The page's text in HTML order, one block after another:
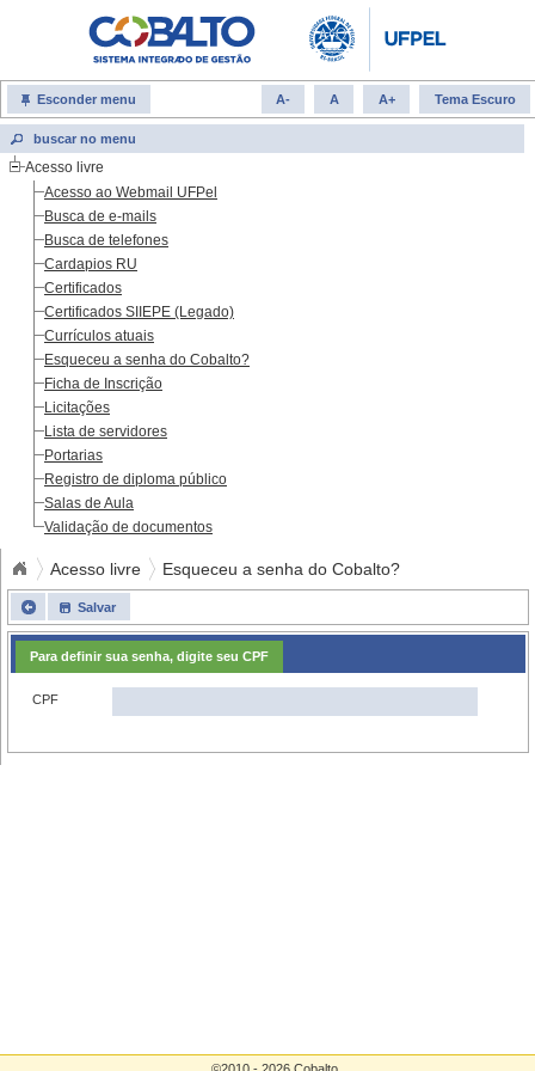
Esconder menu A- A A+ Tema Escuro
Acesso livre
Acesso ao Webmail UFPel
Busca de e-mails
Busca de telefones
Cardapios RU
Certificados
Certificados SIIEPE (Legado)
Currículos atuais
Esqueceu a senha do Cobalto?
Ficha de Inscrição
Licitações
Lista de servidores
Portarias
Registro de diploma público
Salas de Aula
Validação de documentos
Acesso livre Esqueceu a senha do Cobalto?
Salvar
Para definir sua senha, digite seu CPF
CPF